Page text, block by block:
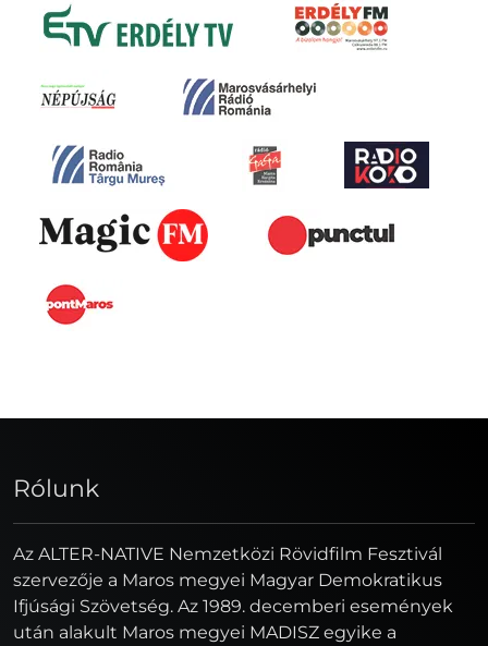
Rólunk
Az ALTER-NATIVE Nemzetközi Rövidfilm Fesztivál
szervezője a Maros megyei Magyar Demokratikus
Ifjúsági Szövetség. Az 1989. decemberi események
után alakult Maros megyei MADISZ egyike a